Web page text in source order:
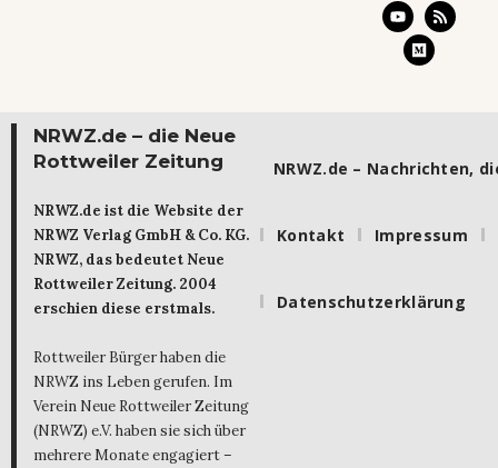
NRWZ.de – die Neue
Rottweiler Zeitung
NRWZ.de ist die Website der
NRWZ Verlag GmbH & Co. KG.
NRWZ, das bedeutet Neue
Rottweiler Zeitung. 2004
erschien diese erstmals.
Rottweiler Bürger haben die
NRWZ ins Leben gerufen. Im
Verein Neue Rottweiler Zeitung
(NRWZ) e.V. haben sie sich über
mehrere Monate engagiert –
NRWZ.de – Nachrichten,
Kontakt Impressum
Datenschutzerklärung